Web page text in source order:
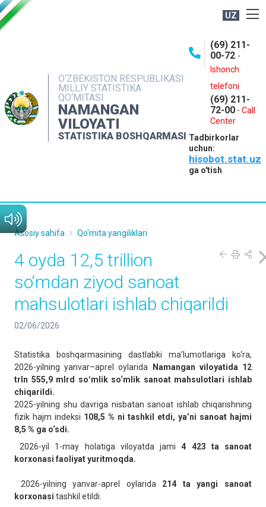
UZ
O‘ZBEKISTON RESPUBLIKASI
MILLIY STATISTIKA
QO‘MITASI
NAMANGAN
VILOYATI
STATISTIKA BOSHQARMASI
(69) 211-
00-72 -
Ishonch
telefoni
(69) 211-
72-00 - Call
Center
Tadbirkorlar
uchun:
hisobot.stat.uz
ga o'tish
NASHRLAR
INTERAKTIV XIZMATLAR
MATBUOT XIZMATI
MUROJAATLAR
Asosiy sahifa Qo'mita yangiliklari
4 oyda 12,5 trillion
so‘mdan ziyod sanoat
mahsulotlari ishlab chiqarildi
02/06/2026
Statistika boshqarmasining dastlabki ma’lumotlariga ko‘ra,
2026-yilning yanvar–aprel oylarida
Namangan viloyatida 12
trln 555,9 mlrd soʻmlik so‘mlik sanoat mahsulotlari ishlab
chiqarildi.
2025-yilning shu davriga nisbatan sanoat ishlab chiqarishning
fizik hajm indeksi 108,5 % ni tashkil etdi, ya’ni sanoat hajmi
8,5 % ga o‘sdi.
2026-yil 1-may holatiga viloyatda jami4 423 ta sanoat
korxonasi faoliyat yuritmoqda.
2026-yilning yanvar-aprel oylarida 214 ta yangi sanoat
korxonasi tashkil etildi.